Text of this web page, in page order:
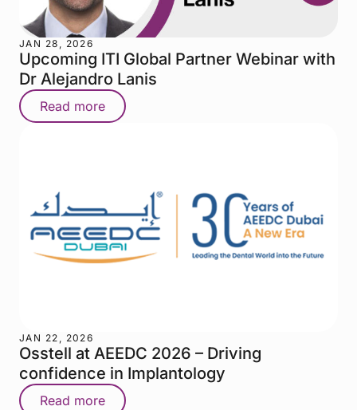
JAN 28, 2026
Upcoming ITI Global Partner Webinar with
Dr Alejandro Lanis
Read more
JAN 22, 2026
Osstell at AEEDC 2026 – Driving
confidence in Implantology
Read more